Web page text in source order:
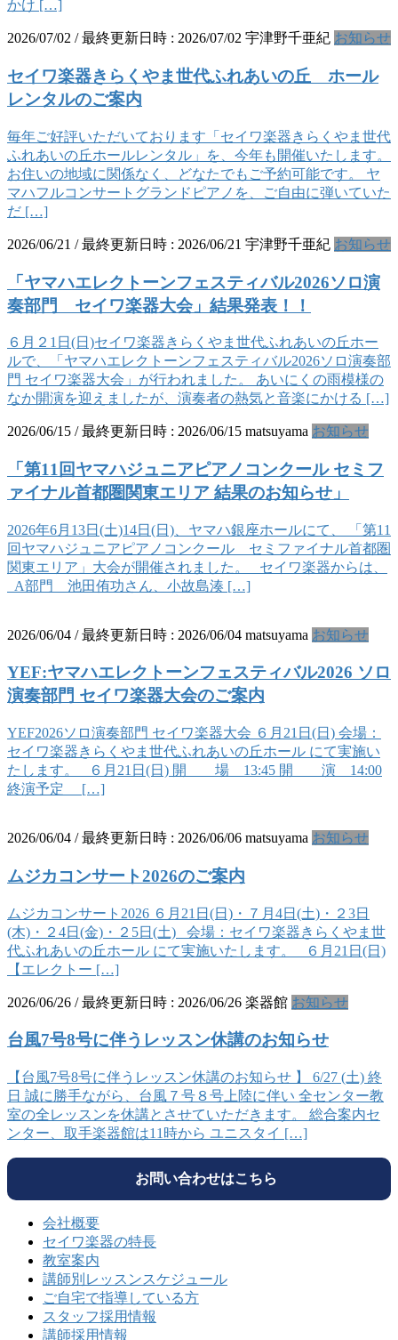
かけ […]
2026/07/02 / 最終更新日時 : 2026/07/02 宇津野千亜紀 お知らせ
セイワ楽器きらくやま世代ふれあいの丘 ホール
レンタルのご案内
毎年ご好評いただいております「セイワ楽器きらくやま世代
ふれあいの丘ホールレンタル」を、今年も開催いたします。
お住いの地域に関係なく、どなたでもご予約可能です。 ヤ
マハフルコンサートグランドピアノを、ご自由に弾いていた
だ […]
2026/06/21 / 最終更新日時 : 2026/06/21 宇津野千亜紀 お知らせ
「ヤマハエレクトーンフェスティバル2026ソロ演
奏部門 セイワ楽器大会」結果発表！！
６月２1日(日)セイワ楽器きらくやま世代ふれあいの丘ホー
ルで、「ヤマハエレクトーンフェスティバル2026ソロ演奏部
門 セイワ楽器大会」が行われました。 あいにくの雨模様の
なか開演を迎えましたが、演奏者の熱気と音楽にかける […]
2026/06/15 / 最終更新日時 : 2026/06/15 matsuyama お知らせ
「第11回ヤマハジュニアピアノコンクール セミフ
ァイナル首都圏関東エリア 結果のお知らせ」
2026年6月13日(土)14日(日)、ヤマハ銀座ホールにて、 「第11
回ヤマハジュニアピアノコンクール セミファイナル首都圏
関東エリア」大会が開催されました。 セイワ楽器からは、
A部門 池田侑功さん、小故島湊 […]
2026/06/04 / 最終更新日時 : 2026/06/04 matsuyama お知らせ
YEF:ヤマハエレクトーンフェスティバル2026 ソロ
演奏部門 セイワ楽器大会のご案内
YEF2026ソロ演奏部門 セイワ楽器大会 ６月21日(日) 会場：
セイワ楽器きらくやま世代ふれあいの丘ホール にて実施い
たします。 ６月21日(日) 開 場 13:45 開 演 14:00
終演予定 […]
2026/06/04 / 最終更新日時 : 2026/06/06 matsuyama お知らせ
ムジカコンサート2026のご案内
ムジカコンサート2026 ６月21日(日)・７月4日(土)・２3日
(木)・２4日(金)・２5日(土) 会場：セイワ楽器きらくやま世
代ふれあいの丘ホール にて実施いたします。 ６月21日(日)
【エレクトー […]
2026/06/26 / 最終更新日時 : 2026/06/26 楽器館 お知らせ
台風7号8号に伴うレッスン休講のお知らせ
【台風7号8号に伴うレッスン休講のお知らせ 】 6/27 (土) 終
日 誠に勝手ながら、台風７号８号上陸に伴い 全センター教
室の全レッスンを休講とさせていただきます。 総合案内セ
ンター、取手楽器館は11時から ユニスタイ […]
お問い合わせはこちら
会社概要
セイワ楽器の特長
教室案内
講師別レッスンスケジュール
ご自宅で指導している方
スタッフ採用情報
講師採用情報